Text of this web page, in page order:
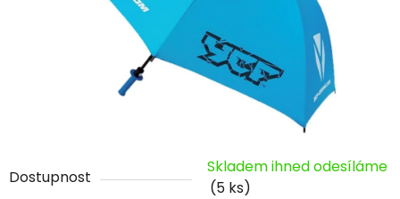
Dostupnost
Skladem ihned odesíláme
(5 ks)